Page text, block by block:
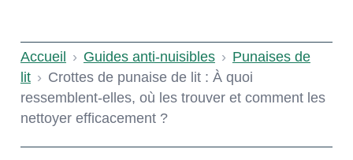
Accueil › Guides anti-nuisibles › Punaises de
lit › Crottes de punaise de lit : À quoi
ressemblent-elles, où les trouver et comment les
nettoyer efficacement ?